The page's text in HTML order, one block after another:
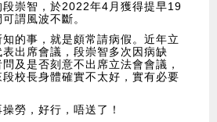
崇智，於2022年4月獲得提早19
謂風波不斷。
的事，就是頗常請病假。近年立
出席會議，段崇智多次因病缺
及是否刻意不出席立法會會議，
校長身體確實不太好，實有必要
勞，好行，唔送了！